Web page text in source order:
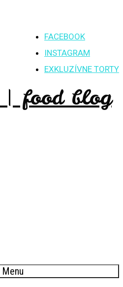
FACEBOOK
INSTAGRAM
EXKLUZÍVNE TORTY
Menu